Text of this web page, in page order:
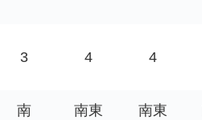
3 4 4
南 南東 南東